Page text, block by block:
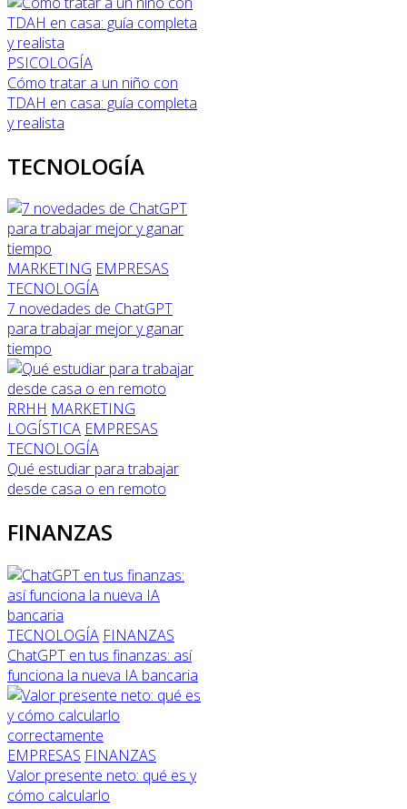
PSICOLOGÍA
Cómo tratar a un niño con
TDAH en casa: guía completa
y realista
TECNOLOGÍA
MARKETING EMPRESAS
TECNOLOGÍA
7 novedades de ChatGPT
para trabajar mejor y ganar
tiempo
RRHH MARKETING
LOGÍSTICA EMPRESAS
TECNOLOGÍA
Qué estudiar para trabajar
desde casa o en remoto
FINANZAS
TECNOLOGÍA FINANZAS
ChatGPT en tus finanzas: así
funciona la nueva IA bancaria
EMPRESAS FINANZAS
Valor presente neto: qué es y
cómo calcularlo